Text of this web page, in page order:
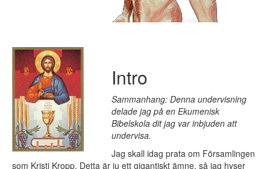
Intro
Sammanhang: Denna undervisning
delade jag på en Ekumenisk
Bibelskola dit jag var inbjuden att
undervisa.
Jag skall idag prata om Församlingen
som Kristi Kropp. Detta är ju ett gigantiskt ämne, så jag hyser